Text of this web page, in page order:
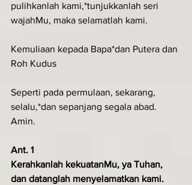
pulihkanlah kami,*tunjukkanlah seri
wajahMu, maka selamatlah kami.
Kemuliaan kepada Bapa*dan Putera dan
Roh Kudus
Seperti pada permulaan, sekarang,
selalu,*dan sepanjang segala abad.
Amin.
Ant. 1
Kerahkanlah kekuatanMu, ya Tuhan,
dan datanglah menyelamatkan kami.